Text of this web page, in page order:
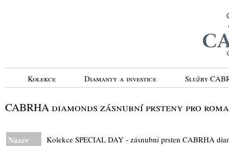
Kolekce Diamanty a investice Služby
CABRHA diamonds zásnubní prsteny pro
Název Kolekce SPECIAL DAY - zásnubní prsten CABRHA